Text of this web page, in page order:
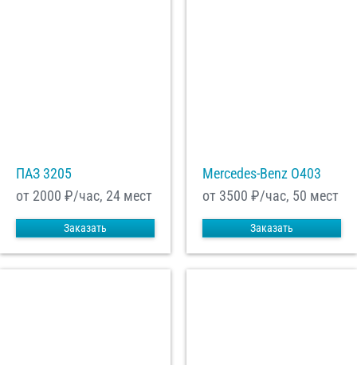
ПАЗ 3205
от 2000 ₽/час, 24 мест
Заказать
Mercedes-Benz О403
от 3500 ₽/час, 50 мест
Заказать